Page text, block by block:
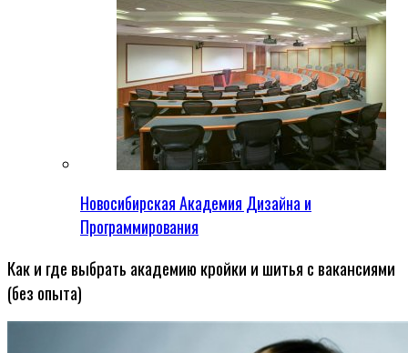
Новосибирская Академия Дизайна и
Программирования
Как и где выбрать академию кройки и шитья с вакансиями
(без опыта)